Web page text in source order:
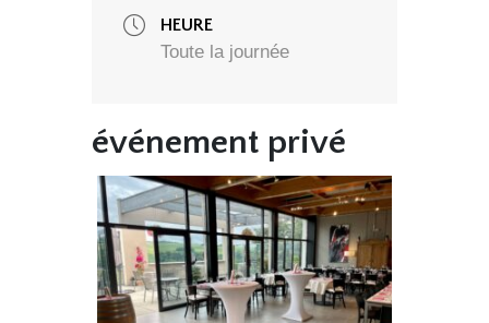
HEURE
Toute la journée
événement privé